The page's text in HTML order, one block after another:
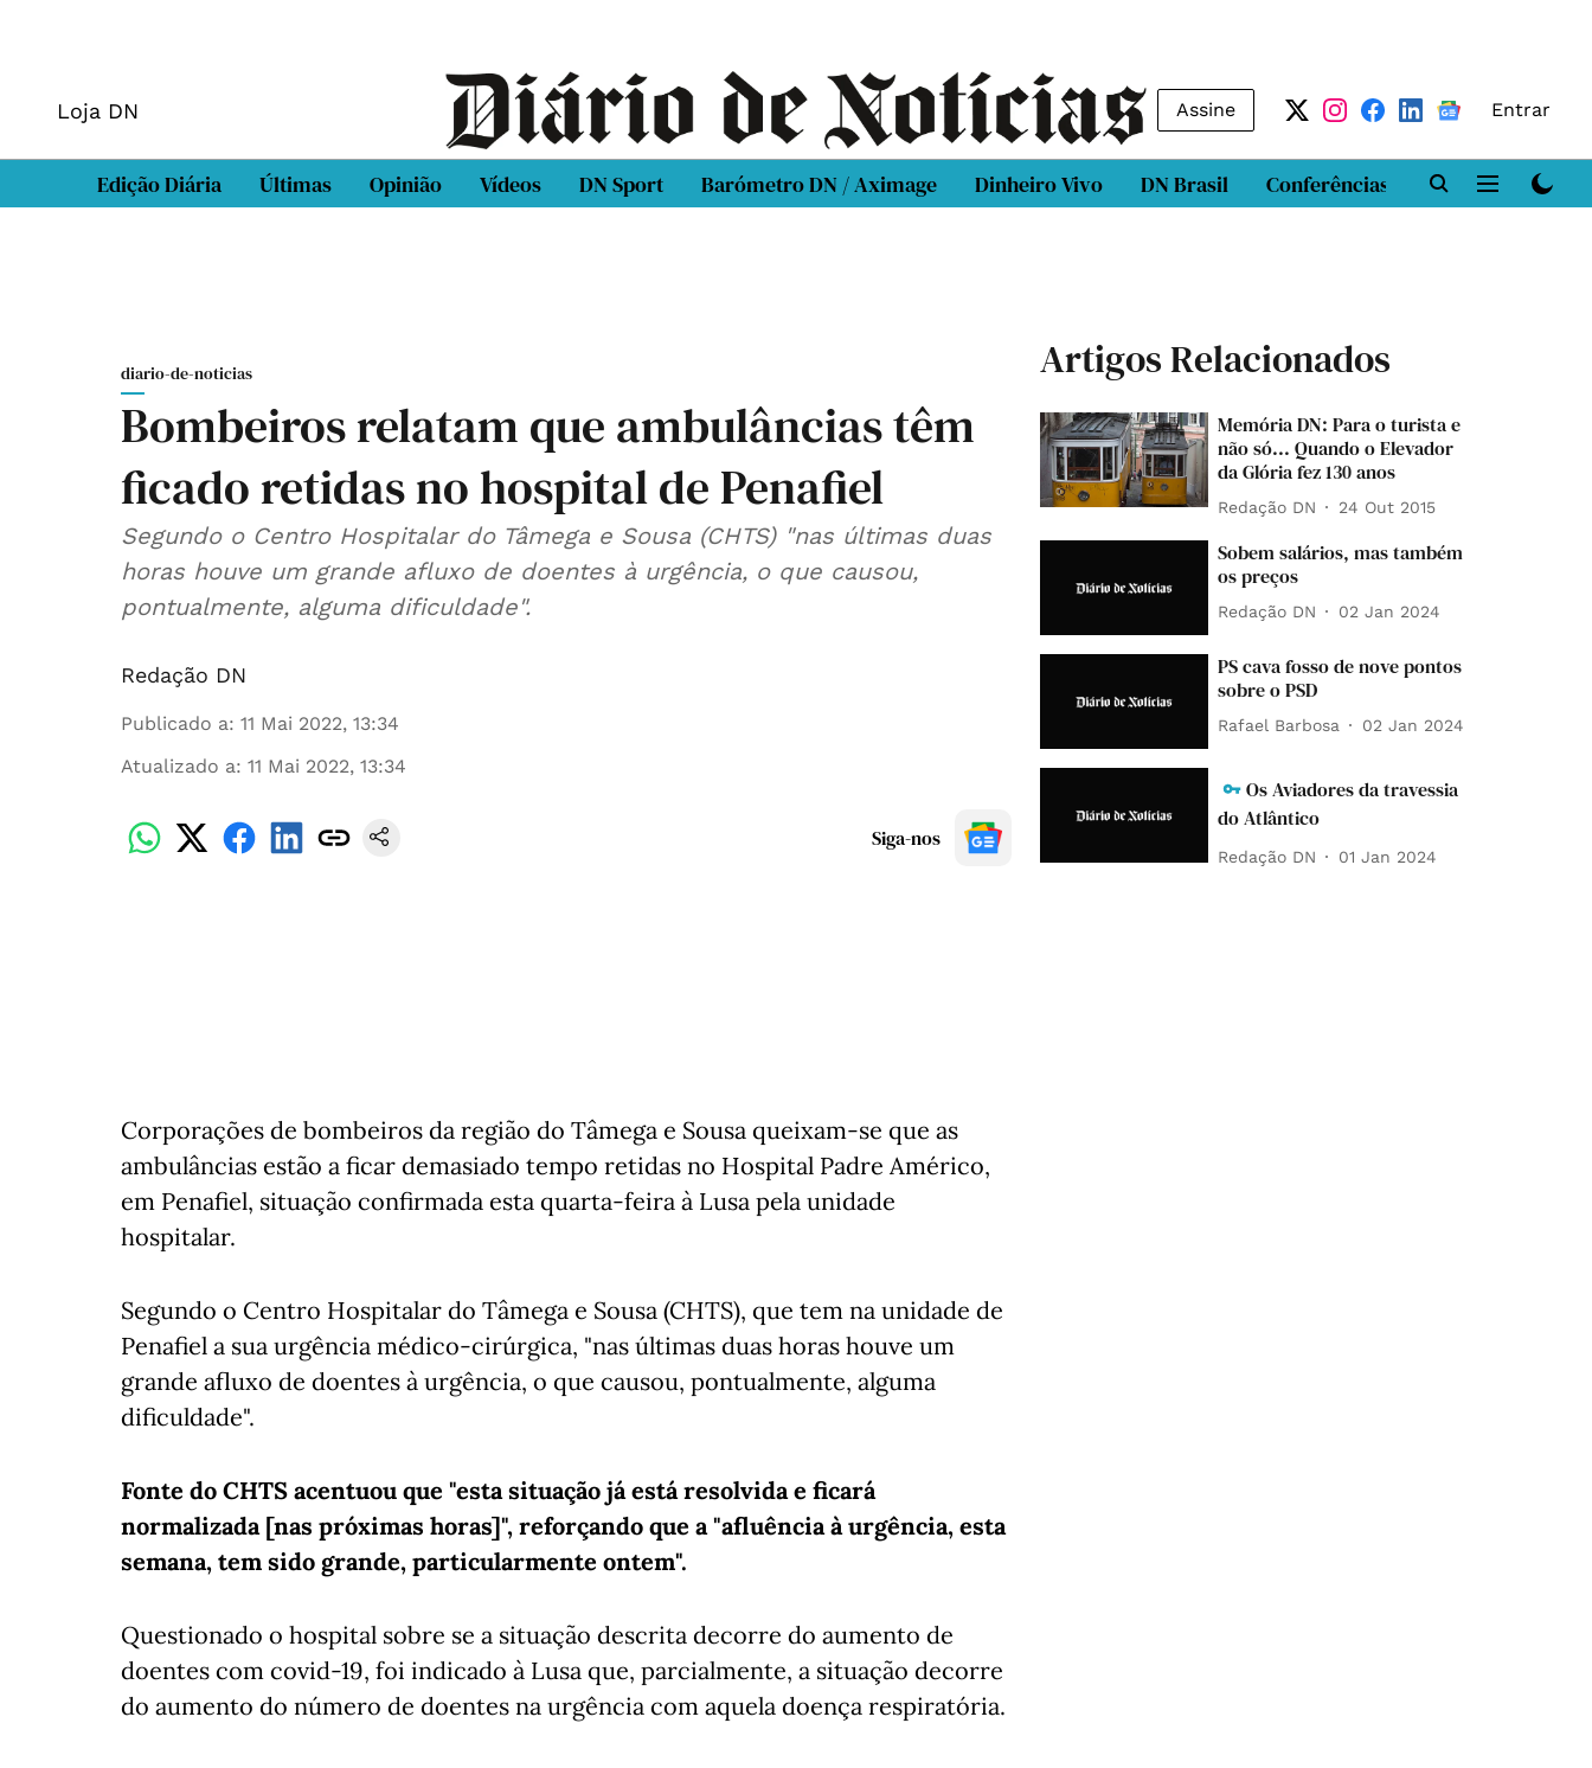
Loja DN Assine Entrar
Edição Diária Últimas Opinião Vídeos DN Sport Barómetro DN / Aximage Dinheiro Vivo DN Brasil Conferências DN LAB
diario-de-noticias
Bombeiros relatam que ambulâncias têm
ficado retidas no hospital de Penafiel
Segundo o Centro Hospitalar do Tâmega e Sousa (CHTS) "nas últimas duas
horas houve um grande afluxo de doentes à urgência, o que causou,
pontualmente, alguma dificuldade".
Redação DN
Publicado a: 11 Mai 2022, 13:34
Atualizado a: 11 Mai 2022, 13:34
Siga-nos
Corporações de bombeiros da região do Tâmega e Sousa queixam-se que as
ambulâncias estão a ficar demasiado tempo retidas no Hospital Padre Américo,
em Penafiel, situação confirmada esta quarta-feira à Lusa pela unidade
hospitalar.
Segundo o Centro Hospitalar do Tâmega e Sousa (CHTS), que tem na unidade de
Penafiel a sua urgência médico-cirúrgica, "nas últimas duas horas houve um
grande afluxo de doentes à urgência, o que causou, pontualmente, alguma
dificuldade".
Fonte do CHTS acentuou que "esta situação já está resolvida e ficará
normalizada [nas próximas horas]", reforçando que a "afluência à urgência, esta
semana, tem sido grande, particularmente ontem".
Questionado o hospital sobre se a situação descrita decorre do aumento de
doentes com covid-19, foi indicado à Lusa que, parcialmente, a situação decorre
do aumento do número de doentes na urgência com aquela doença respiratória.
Artigos Relacionados
Memória DN: Para o turista e
não só... Quando o Elevador
da Glória fez 130 anos
Redação DN 24 Out 2015
Sobem salários, mas também
os preços
Redação DN 02 Jan 2024
PS cava fosso de nove pontos
sobre o PSD
Rafael Barbosa 02 Jan 2024
Os Aviadores da travessia
do Atlântico
Redação DN 01 Jan 2024